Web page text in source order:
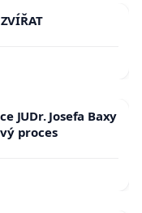
JUDr. Josefa Baxy
proces